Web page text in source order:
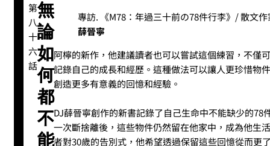
第
八
十
六
話
無
論
如
何
都
不
專訪. 《M78：年過三十前の78件行李》/ 散文作
薛晉寧
阿檸的新作，他建議讀者也可以嘗試這個練習，不僅
記錄自己的成長和經歷。這種做法可以讓人更珍惜物
創造更多有意義的回憶和經驗。
DJ薛晉寧創作的新書記錄了自己生命中不能缺少的
一次斷捨離後，這些物件仍然留在他家中，成為他生
者對30歲的告別式，他希望透過保留這些回憶從而更